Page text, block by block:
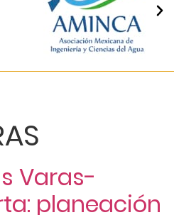
Varas-
planeación